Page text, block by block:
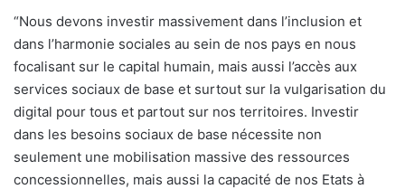
“Nous devons investir massivement dans l’inclusion et
dans l’harmonie sociales au sein de nos pays en nous
focalisant sur le capital humain, mais aussi l’accès aux
services sociaux de base et surtout sur la vulgarisation du
digital pour tous et partout sur nos territoires. Investir
dans les besoins sociaux de base nécessite non
seulement une mobilisation massive des ressources
concessionnelles, mais aussi la capacité de nos Etats à